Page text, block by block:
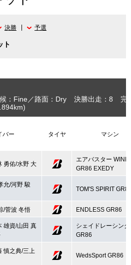
ト
決勝 予選
：Fine 路面：Dry 決勝出走：8
完
km)
バー タイヤ マシン
勇佑/水野 大
エアバスター
GR86 EXEDY
允/河野 駿
TOM'S SPIRIT
/菅波 冬悟 ENDLESS GR86
雄資/山田 真
シェイドレーシング
GR86
慎之典/三上
WedsSport GR86